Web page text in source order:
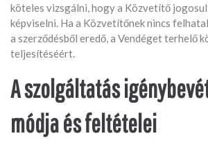
köteles vizsgálni, hogy a Közvetítő
képviselni. Ha a Közvetítőnek nincs
a szerződésből eredő, a Vendéget terhelő
teljesítéséért.
A szolgáltatás
módja és feltételei